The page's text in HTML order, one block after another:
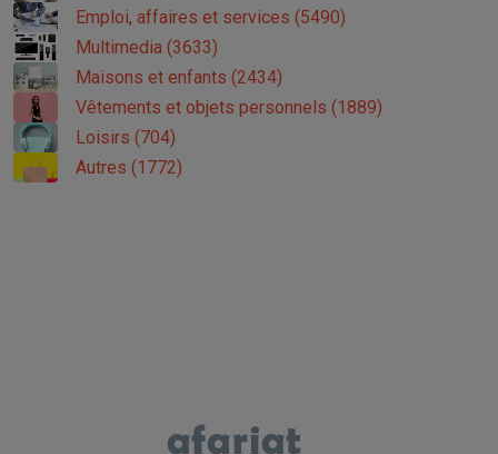
Emploi, affaires et services (5490)
Multimedia (3633)
Maisons et enfants (2434)
Vêtements et objets personnels (1889)
Loisirs (704)
Autres (1772)